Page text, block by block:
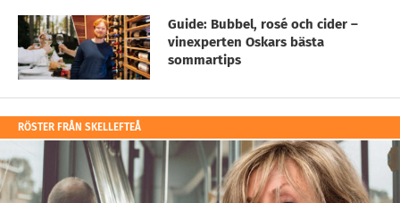
Guide: Bubbel, rosé och cider –
vinexperten Oskars bästa
sommartips
RÖSTER FRÅN SKELLEFTEÅ